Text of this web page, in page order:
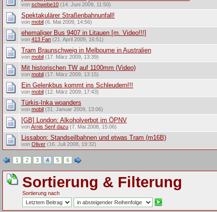
von schwebe10(14. Juni 2009, 11:50)
Spektakulärer Straßenbahnunfall!
von mobil (6. Mai 2009, 14:56)
ehemaliger Bus 9407 in Litauen [m. Video!!!]
von 413 Fan(21. April 2009, 16:51)
Tram Braunschweig in Melbourne in Australien
von mobil (17. März 2009, 13:39)
Mit historischen TW auf 1100mm (Video)
von mobil (17. März 2009, 13:15)
Ein Gelenkbus kommt ins Schleudern!!!
von mobil (12. März 2009, 17:43)
Türkis-Inka woanders
von mobil (31. Januar 2009, 13:06)
[GB] London: Alkoholverbot im ÖPNV
vonArnis Senf dazu(7. Mai 2008, 15:06)
Lissabon: Standseilbahnen und etwas Tram (m16B)
von Oliver(16. Juli 2008, 19:32)
1 2 3 4 5 6
Sortierung & Filterung
Sortierung nach